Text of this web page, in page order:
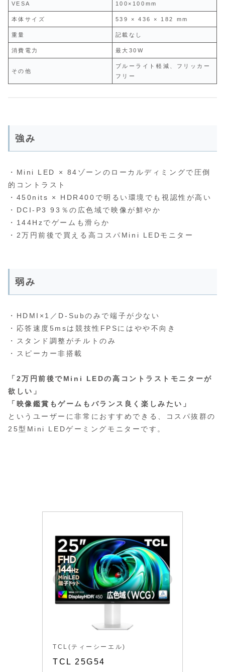
VESA 100×100mm
本体サイズ 539 × 436 × 182 mm
重量 記載なし
消費電力 最大30W
その他
ブルーライト軽減、フリッカー
フリー
強み
・Mini LED × 84ゾーンのローカルディミングで圧倒
的コントラスト
・450nits × HDR400で明るい環境でも視認性が高い
・DCI‑P3 93％の広色域で映像が鮮やか
・144Hzでゲームも滑らか
・2万円前後で買える高コスパMini LEDモニター
弱み
・HDMI×1／D‑Subのみで端子が少ない
・応答速度5msは競技性FPSにはやや不向き
・スタンド調整がチルトのみ
・スピーカー非搭載
「2万円前後でMini LEDの高コントラストモニターが
欲しい」
「映像鑑賞もゲームもバランス良く楽しみたい」
というユーザーに非常におすすめできる、コスパ抜群の
25型Mini LEDゲーミングモニターです。
TCL(ティーシーエル)
TCL 25G54